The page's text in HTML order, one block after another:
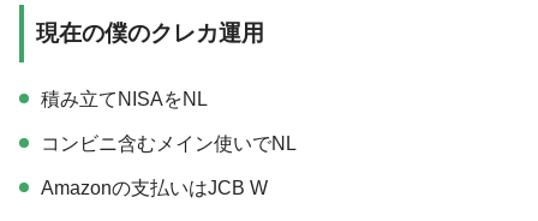
現在の僕のクレカ運用
積み立てNISAをNL
コンビニ含むメイン使いでNL
Amazonの支払いはJCB W